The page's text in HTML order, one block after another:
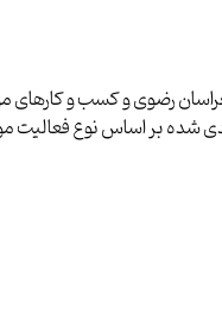
رضوی و کسب و کارهای
شده بر اساس نوع فعالیت